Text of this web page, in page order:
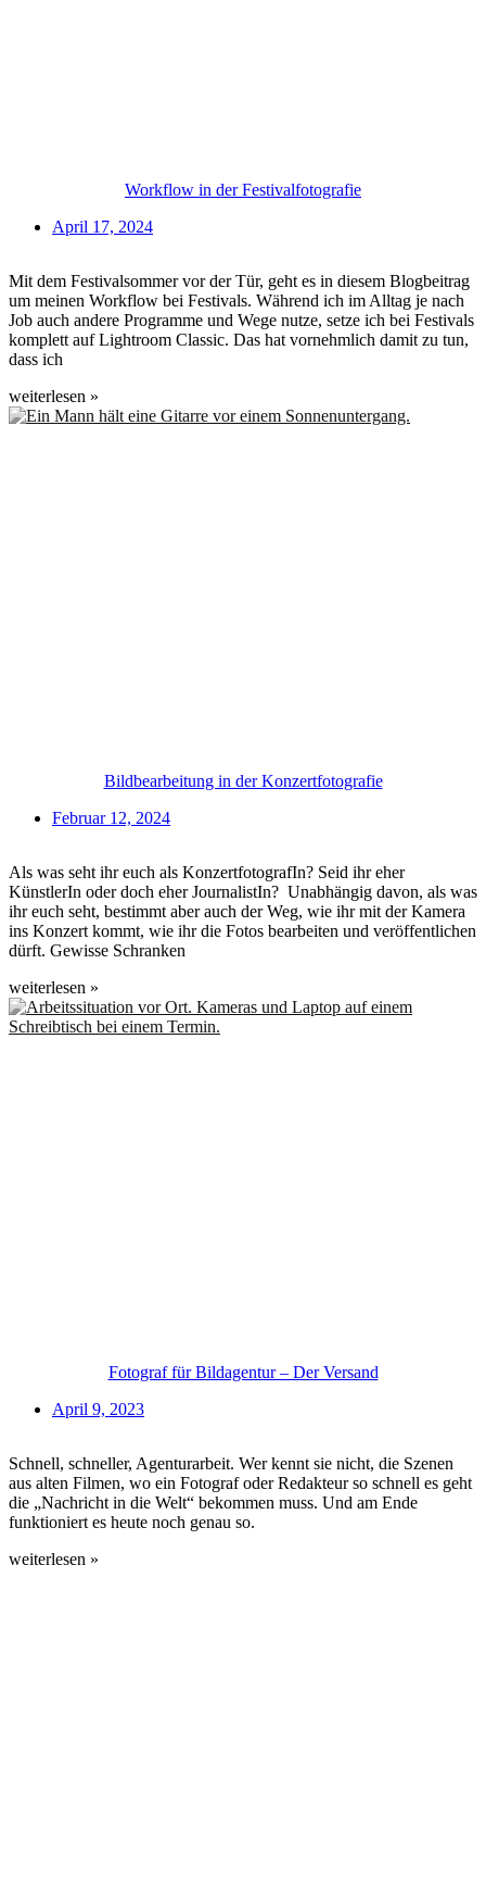
Workflow in der Festivalfotografie
April 17, 2024
Mit dem Festivalsommer vor der Tür, geht es in diesem Blogbeitrag
um meinen Workflow bei Festivals. Während ich im Alltag je nach
Job auch andere Programme und Wege nutze, setze ich bei Festivals
komplett auf Lightroom Classic. Das hat vornehmlich damit zu tun,
dass ich
weiterlesen »
Bildbearbeitung in der Konzertfotografie
Februar 12, 2024
Als was seht ihr euch als KonzertfotografIn? Seid ihr eher
KünstlerIn oder doch eher JournalistIn? Unabhängig davon, als was
ihr euch seht, bestimmt aber auch der Weg, wie ihr mit der Kamera
ins Konzert kommt, wie ihr die Fotos bearbeiten und veröffentlichen
dürft. Gewisse Schranken
weiterlesen »
Fotograf für Bildagentur – Der Versand
April 9, 2023
Schnell, schneller, Agenturarbeit. Wer kennt sie nicht, die Szenen
aus alten Filmen, wo ein Fotograf oder Redakteur so schnell es geht
die „Nachricht in die Welt“ bekommen muss. Und am Ende
funktioniert es heute noch genau so.
weiterlesen »